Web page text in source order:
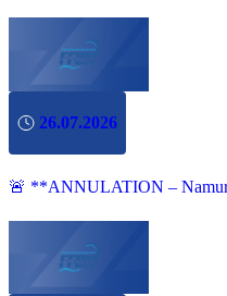
26.07.2026
🚨 **ANNULATION –